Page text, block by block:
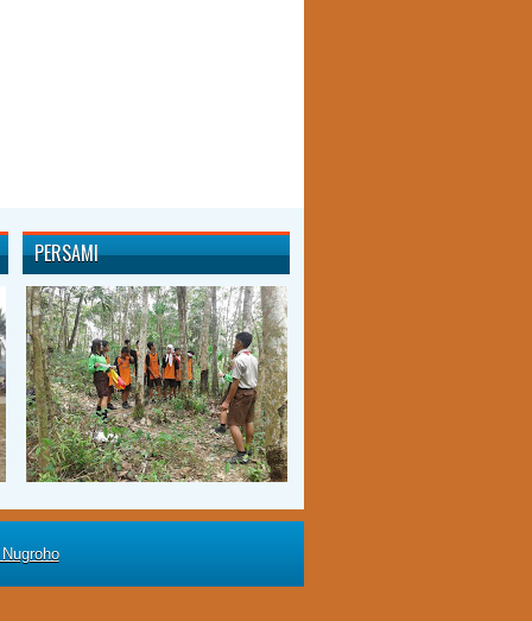
PERSAMI